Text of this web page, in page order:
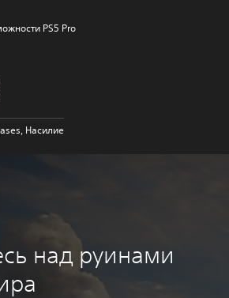
PS5 Pro
Насилие
над руинами